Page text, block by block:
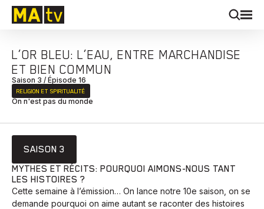
L’OR BLEU: L’EAU, ENTRE MARCHANDISE
ET BIEN COMMUN
Saison 3 / Épisode 16
RELIGION ET SPIRITUALITÉ
On n'est pas du monde
SAISON 3
MYTHES ET RÉCITS: POURQUOI AIMONS-NOUS TANT
LES HISTOIRES ?
Cette semaine à l’émission… On lance notre 10e saison, on se
demande pourquoi on aime autant se raconter des histoires